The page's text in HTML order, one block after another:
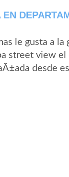
le gusta a la
street view el
desde